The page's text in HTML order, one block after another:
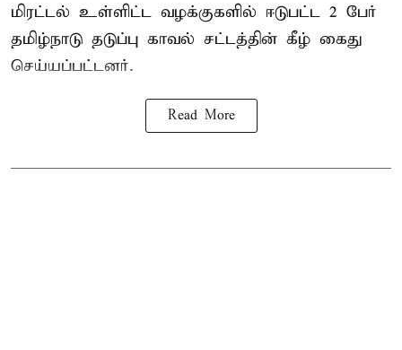
மிரட்டல் உள்ளிட்ட வழக்குகளில் ஈடுபட்ட 2 பேர்
தமிழ்நாடு தடுப்பு காவல் சட்டத்தின் கீழ் கைது
செய்யப்பட்டனர்.
Read More